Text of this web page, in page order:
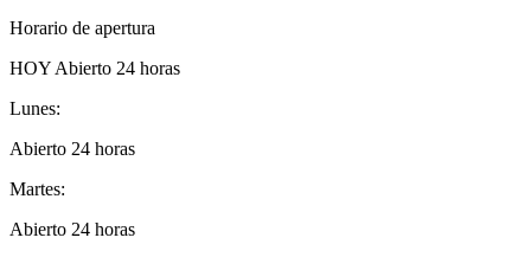
Horario de apertura
HOY Abierto 24 horas
Lunes:
Abierto 24 horas
Martes:
Abierto 24 horas